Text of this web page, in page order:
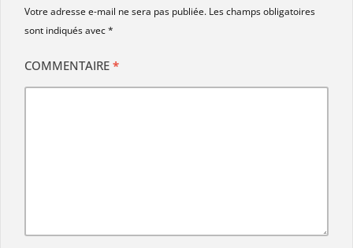
Votre adresse e-mail ne sera pas publiée. Les champs obligatoires
sont indiqués avec*
COMMENTAIRE *